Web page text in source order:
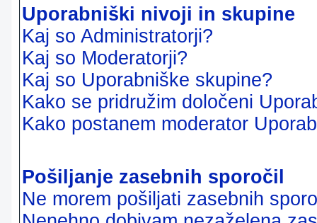
Uporabniški nivoji in skupine
Kaj so Administratorji?
Kaj so Moderatorji?
Kaj so Uporabniške skupine?
Kako se pridružim določeni
Kako postanem moderator
Pošiljanje zasebnih sporočil
Ne morem pošiljati zasebnih